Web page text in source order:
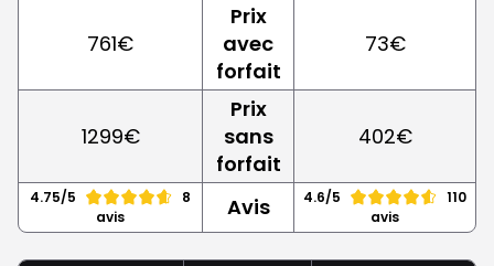
761€
Prix
avec
forfait
73€
1299€
Prix
sans
forfait
402€
4.75/5
8
avis
Avis 4.6/5
110
avis